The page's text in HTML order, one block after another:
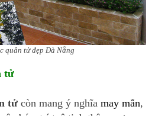
quân tử đẹp Đà Nẵng
tử
tử còn mang ý nghĩa may mắn,